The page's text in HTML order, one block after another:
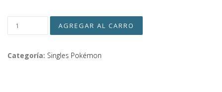
Categoría: Singles Pokémon